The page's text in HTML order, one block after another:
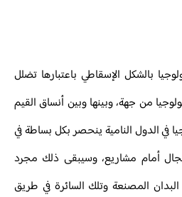
بالشكل الإسقاطي باعتبارها تضلل
من جهة، وبينها وبين أنساق القيم
في الدول النامية ينحصر بكل بساطة في
أمام مشاريع، وسيبقى ذلك مجرد
المصنعة وتلك السائرة في طريق